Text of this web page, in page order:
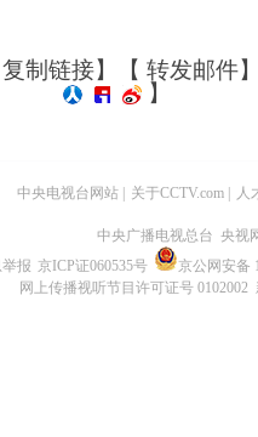
复制链接】【 转发邮件
】
中央电视台网站 关于CCTV.com 人
中央广播电视总台 央视
报 京ICP证060535号
京公网安备
网上传播视听节目许可证号 0102002